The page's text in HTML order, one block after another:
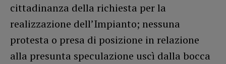
cittadinanza della richiesta per la
realizzazione dell’Impianto; nessuna
protesta o presa di posizione in relazione
alla presunta speculazione uscì dalla bocca